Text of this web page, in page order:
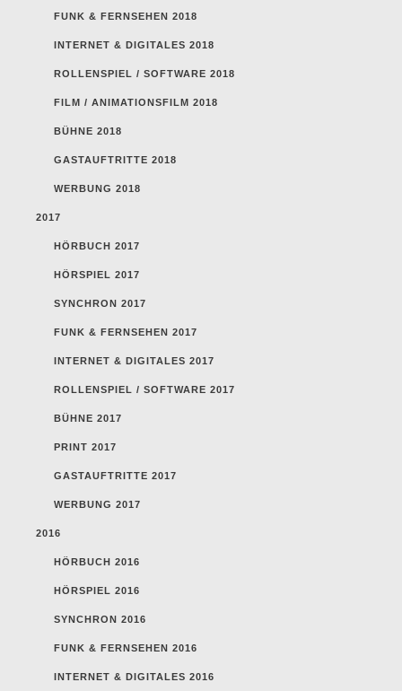
FUNK & FERNSEHEN 2018
INTERNET & DIGITALES 2018
ROLLENSPIEL / SOFTWARE 2018
FILM / ANIMATIONSFILM 2018
BÜHNE 2018
GASTAUFTRITTE 2018
WERBUNG 2018
2017
HÖRBUCH 2017
HÖRSPIEL 2017
SYNCHRON 2017
FUNK & FERNSEHEN 2017
INTERNET & DIGITALES 2017
ROLLENSPIEL / SOFTWARE 2017
BÜHNE 2017
PRINT 2017
GASTAUFTRITTE 2017
WERBUNG 2017
2016
HÖRBUCH 2016
HÖRSPIEL 2016
SYNCHRON 2016
FUNK & FERNSEHEN 2016
INTERNET & DIGITALES 2016